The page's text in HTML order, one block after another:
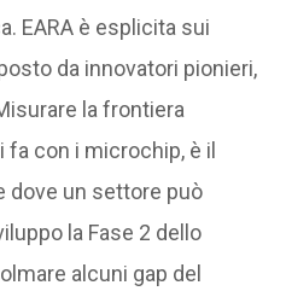
EARA è esplicita sui
da innovatori pionieri,
la frontiera
fa con i microchip, è il
dove un settore può
la Fase 2 dello
alcuni gap del